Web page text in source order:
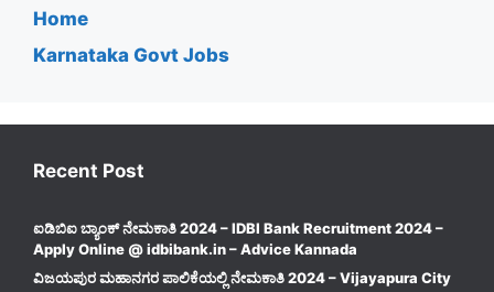
Home
Karnataka Govt Jobs
Recent Post
ಐಡಿಬಿಐ ಬ್ಯಾಂಕ್ ನೇಮಕಾತಿ 2024 – IDBI Bank Recruitment 2024 –
Apply Online @ idbibank.in – Advice Kannada
ವಿಜಯಪುರ ಮಹಾನಗರ ಪಾಲಿಕೆಯಲ್ಲಿ ನೇಮಕಾತಿ 2024 – Vijayapura City